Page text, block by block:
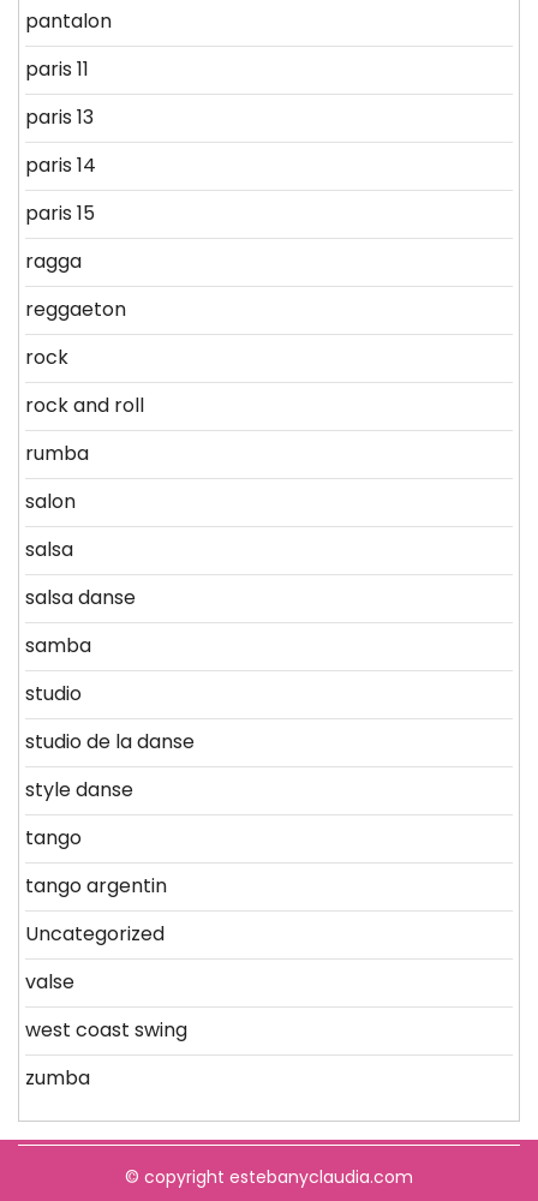
pantalon
paris 11
paris 13
paris 14
paris 15
ragga
reggaeton
rock
rock and roll
rumba
salon
salsa
salsa danse
samba
studio
studio de la danse
style danse
tango
tango argentin
Uncategorized
valse
west coast swing
zumba
© copyright estebanyclaudia.com